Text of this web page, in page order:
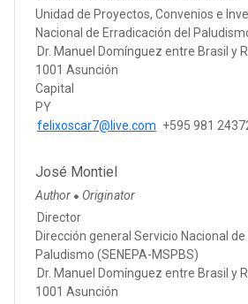
Unidad de Proyectos, Convenios e
Nacional de Erradicación del
Dr. Manuel Domínguez entre Brasil y
1001 Asunción
Capital
PY
felixoscar7@live.com +595 981
José Montiel
Author ● Originator
Director
Dirección general Servicio Nacional de
Paludismo (SENEPA-MSPBS)
Dr. Manuel Domínguez entre Brasil y
1001 Asunción